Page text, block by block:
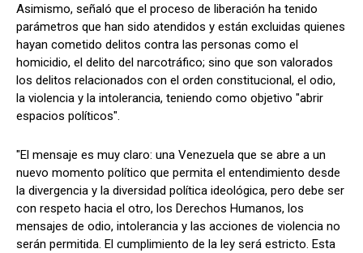
Asimismo, señaló que el proceso de liberación ha tenido
parámetros que han sido atendidos y están excluidas quienes
hayan cometido delitos contra las personas como el
homicidio, el delito del narcotráfico; sino que son valorados
los delitos relacionados con el orden constitucional, el odio,
la violencia y la intolerancia, teniendo como objetivo "abrir
espacios políticos".
"El mensaje es muy claro: una Venezuela que se abre a un
nuevo momento político que permita el entendimiento desde
la divergencia y la diversidad política ideológica, pero debe ser
con respeto hacia el otro, los Derechos Humanos, los
mensajes de odio, intolerancia y las acciones de violencia no
serán permitida. El cumplimiento de la ley será estricto. Esta